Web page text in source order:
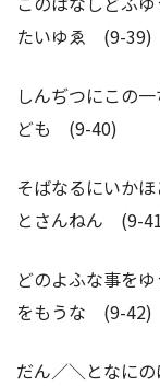
たいゆゑ (9-39)
しんぢつにこの
ども (9-40)
そばなるにいか
とさんねん (9-
どのよふな事を
をもうな (9-42)
だん／＼となに